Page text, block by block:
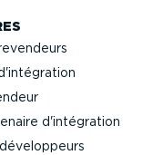
d'intégration